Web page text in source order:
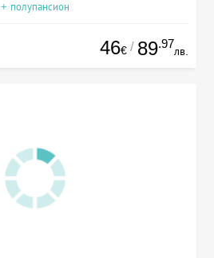
+ полупансион
46€ / 89.97
лв.